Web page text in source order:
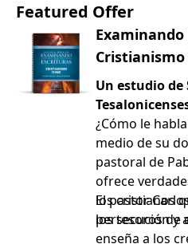
Featured Offer
Un estudio de
¿Cómo le
medio de su
pastoral de
ofrece
los cristianos
persecución y
El pastor
los tesoros de
enseña a los